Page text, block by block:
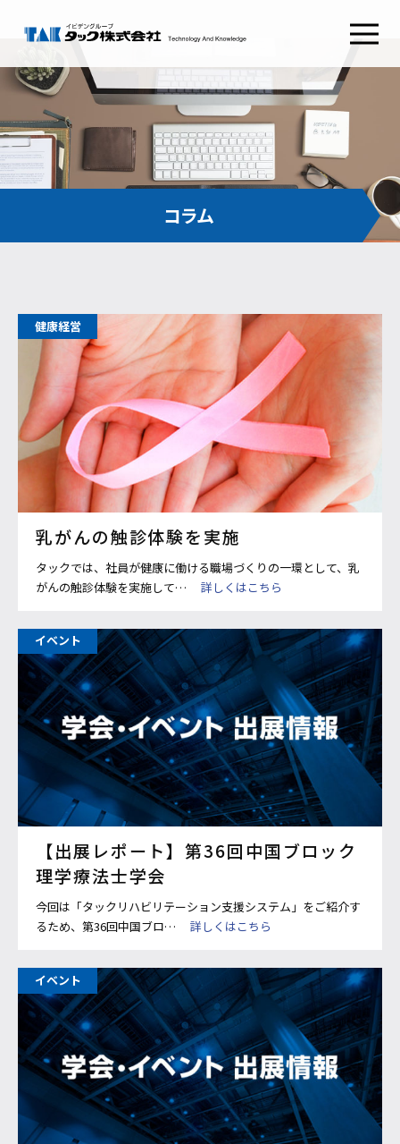
タックSecurePlatform
タック
ABOUT TAK
わたしたちの想い
経営理念
健康経営
会社概要
組織図
沿革
グループ会社
コラム
NEWS RELEASE
新卒採用
キャリア採用
コンタクト CONTACT
プライバシーポリシー
ご利用条件
コラム
健康経営
乳がんの触診体験を実施
タックでは、社員が健康に働ける職場づくりの一環として、乳
がんの触診体験を実施して…
詳しくはこちら
イベント
【出展レポート】第36回中国ブロック
理学療法士学会
今回は「タックリハビリテーション支援システム」をご紹介す
るため、第36回中国ブロ…
詳しくはこちら
イベント